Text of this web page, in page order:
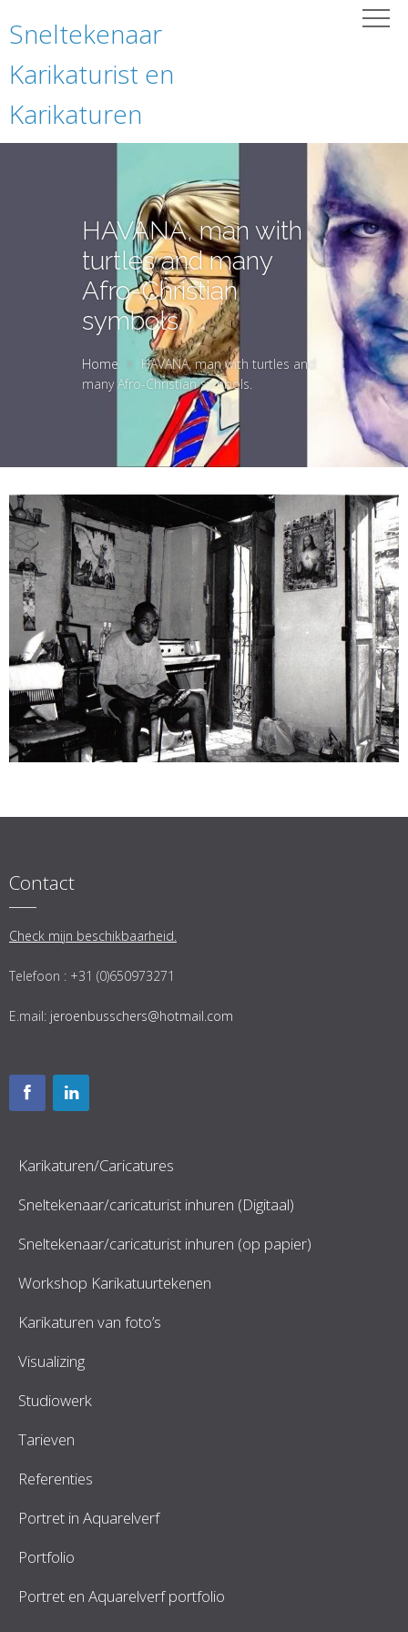
Sneltekenaar
Karikaturist en
Karikaturen
HAVANA, man with
turtles and many
Afro-Christian
symbols.
Home
HAVANA, man with turtles and
many Afro-Christian symbols.
Contact
Check mijn beschikbaarheid.
Telefoon : +31 (0)650973271
E.mail: jeroenbusschers@hotmail.com
Karikaturen/Caricatures
Sneltekenaar/caricaturist inhuren (Digitaal)
Sneltekenaar/caricaturist inhuren (op papier)
Workshop Karikatuurtekenen
Karikaturen van foto’s
Visualizing
Studiowerk
Tarieven
Referenties
Portret in Aquarelverf
Portfolio
Portret en Aquarelverf portfolio